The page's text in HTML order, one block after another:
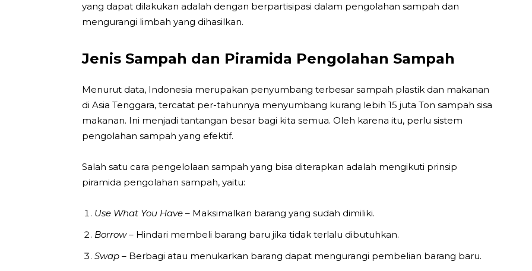
yang dapat dilakukan adalah dengan berpartisipasi dalam pengolahan sampah dan
mengurangi limbah yang dihasilkan.
Jenis Sampah dan Piramida Pengolahan Sampah
Menurut data, Indonesia merupakan penyumbang terbesar sampah plastik dan makanan
di Asia Tenggara, tercatat per-tahunnya menyumbang kurang lebih 15 juta Ton sampah sisa
makanan. Ini menjadi tantangan besar bagi kita semua. Oleh karena itu, perlu sistem
pengolahan sampah yang efektif.
Salah satu cara pengelolaan sampah yang bisa diterapkan adalah mengikuti prinsip
piramida pengolahan sampah, yaitu:
Use What You Have – Maksimalkan barang yang sudah dimiliki.
Borrow– Hindari membeli barang baru jika tidak terlalu dibutuhkan.
Swap – Berbagi atau menukarkan barang dapat mengurangi pembelian barang baru.